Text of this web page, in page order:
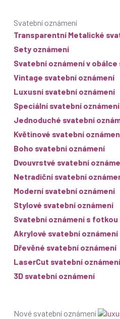
Svatební oznámení
Transparentní Metalické
Sety oznámení
Svatební oznámení v obálce
Vintage svatební oznámení
Luxusní svatební oznámení
Speciální svatební oznámení
Jednoduché svatební
Květinové svatební
Boho svatební oznámení
Dvouvrstvé svatební
Netradiční svatební
Moderní svatební oznámení
Stylové svatební oznámení
Svatební oznámení s fotkou
Akrylové svatební oznámení
Dřevěné svatební oznámení
LaserCut svatební oznámení
3D svatební oznámení
Nové svatební oznámení